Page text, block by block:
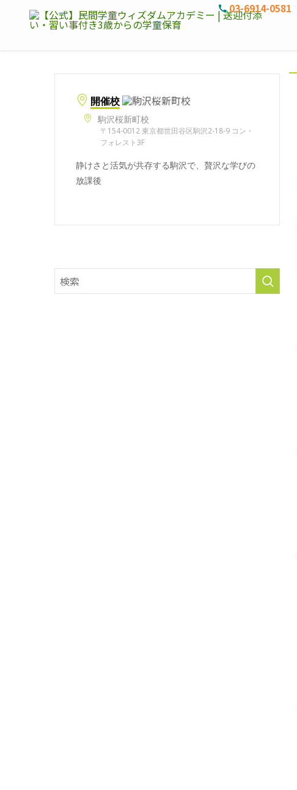
03-6914-0581
開催校
駒沢桜新町校
〒154-0012 東京都世田谷区駒沢2-18-9 コン・
フォレスト3F
静けさと活気が共存する駒沢で、贅沢な学びの
放課後